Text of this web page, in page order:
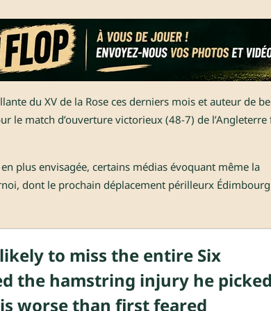
du XV de la Rose ces derniers mois et auteur de
le match d’ouverture victorieux (48-7) de l’Angleterre
plus envisagée, certains médias évoquant même la
dont le prochain déplacement périlleurx
to miss the entire Six
the hamstring injury he picked
worse than first feared